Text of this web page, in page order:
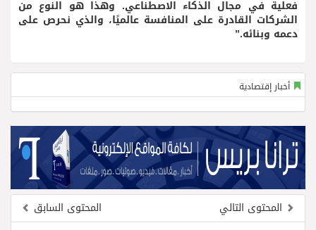
فعلية في مجال الذكاء الاصطناعي. وهذا هو النوع من
الشركات القادرة على المنافسة عالميًا، والذي نحرص على
دعمه وبنائه.”
أخبار إقتصادية
المحتوى السابق
المحتوى التالي